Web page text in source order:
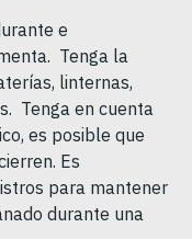
e
Tenga la
linternas,
Tenga en cuenta
es posible que
Es
para mantener
durante una